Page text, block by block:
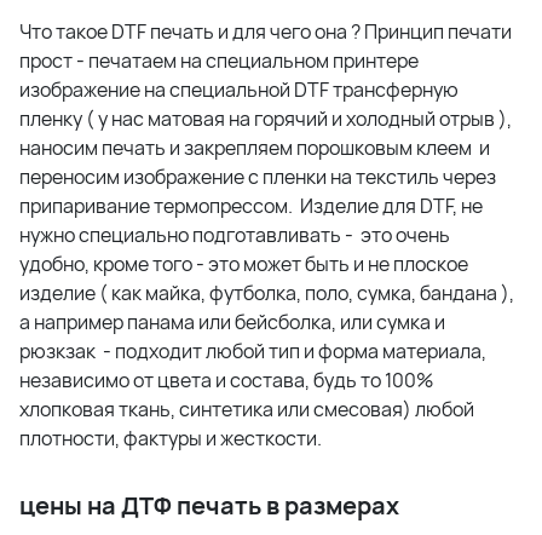
Что такое DTF печать и для чего она ? Принцип печати
прост - печатаем на специальном принтере
изображение на специальной DTF трансферную
пленку ( у нас матовая на горячий и холодный отрыв ),
наносим печать и закрепляем порошковым клеем и
переносим изображение с пленки на текстиль через
припаривание термопрессом. Изделие для DTF, не
нужно специально подготавливать - это очень
удобно, кроме того - это может быть и не плоское
изделие ( как майка, футболка, поло, сумка, бандана ),
а например панама или бейсболка, или сумка и
рюзкзак - подходит любой тип и форма материала,
независимо от цвета и состава, будь то 100%
хлопковая ткань, синтетика или смесовая) любой
плотности, фактуры и жесткости.
цены на ДТФ печать в размерах